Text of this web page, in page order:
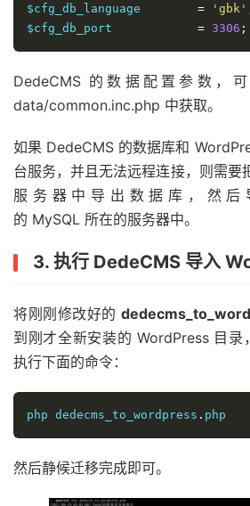
= 'gbk'
= 3306 ;
DedeCMS 的数据配置参数，
data/common.inc.php 中获取。
如果 DedeCMS 的数据库和
台服务，并且无法远程连接，则需要
服务器中导出数据库，然后
的 MySQL 所在的服务器中。
3. 执行 DedeCMS 导入
将刚刚修改好的
到刚才全新安装的 WordPress 目录
执行下面的命令：
php dedecms_to_wordpress . php
然后静候迁移完成即可。